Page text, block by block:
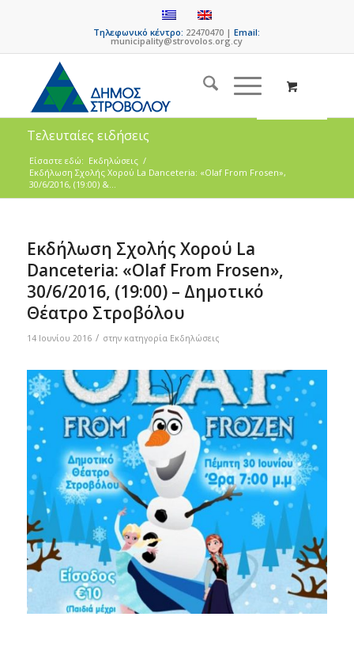
Τηλεφωνικό κέντρο: 22470470 |Email:
municipality@strovolos.org.cy
Τελευταίες ειδήσεις
Είσαστε εδώ: Εκδηλώσεις /
Εκδήλωση Σχολής Χορού La Danceteria: «Olaf From Frosen»,
30/6/2016, (19:00) &...
Εκδήλωση Σχολής Χορού La
Danceteria: «Olaf From Frosen»,
30/6/2016, (19:00) – Δημοτικό
Θέατρο Στροβόλου
14 Ιουνίου 2016 / στην κατηγορία Εκδηλώσεις